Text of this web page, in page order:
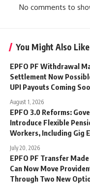
No comments to
You Might Also Like
EPFO PF Withdrawal
Settlement Now
UPI Payouts Coming
August 1, 2026
EPFO 3.0 Reforms:
Introduce Flexible
Workers, Including Gig
July 20, 2026
EPFO PF Transfer
Can Now Move
Through Two New